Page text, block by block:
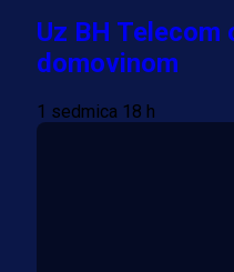
Uz BH
domovinom
1 sedmica 18 h